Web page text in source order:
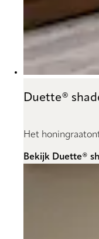
Duette®
Het
Bekijk Duette®